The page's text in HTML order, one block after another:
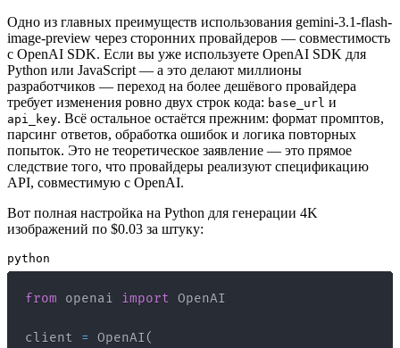
Одно из главных преимуществ использования gemini-3.1-flash-
image-preview через сторонних провайдеров — совместимость
с OpenAI SDK. Если вы уже используете OpenAI SDK для
Python или JavaScript — а это делают миллионы
разработчиков — переход на более дешёвого провайдера
требует изменения ровно двух строк кода: base_url и
api_key. Всё остальное остаётся прежним: формат промптов,
парсинг ответов, обработка ошибок и логика повторных
попыток. Это не теоретическое заявление — это прямое
следствие того, что провайдеры реализуют спецификацию
API, совместимую с OpenAI.
Вот полная настройка на Python для генерации 4K
изображений по $0.03 за штуку:
python
from openai import
client = OpenAI(